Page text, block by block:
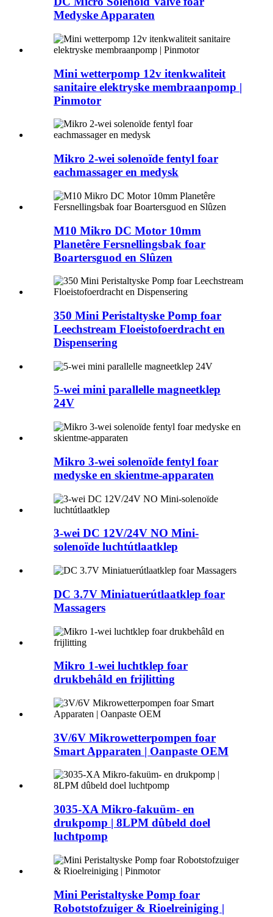
Medyske Apparaten
Mini wetterpomp 12v itenkwaliteit
sanitaire elektryske membraanpomp |
Pinmotor
Mikro 2-wei solenoïde fentyl foar
eachmassager en medysk
M10 Mikro DC Motor 10mm
Planetêre Fersnellingsbak foar
Boartersguod en Slûzen
350 Mini Peristaltyske Pomp foar
Leechstream Floeistofoerdracht en
Dispensering
5-wei mini parallelle magneetklep
24V
Mikro 3-wei solenoïde fentyl foar
medyske en skientme-apparaten
3-wei DC 12V/24V NO Mini-
solenoïde luchtútlaatklep
DC 3.7V Miniatuerútlaatklep foar
Massagers
Mikro 1-wei luchtklep foar
drukbehâld en frijlitting
3V/6V Mikrowetterpompen foar
Smart Apparaten | Oanpaste OEM
3035-XA Mikro-fakuüm- en
drukpomp | 8LPM dûbeld doel
luchtpomp
Mini Peristaltyske Pomp foar
Robotstofzuiger & Rioelreiniging |